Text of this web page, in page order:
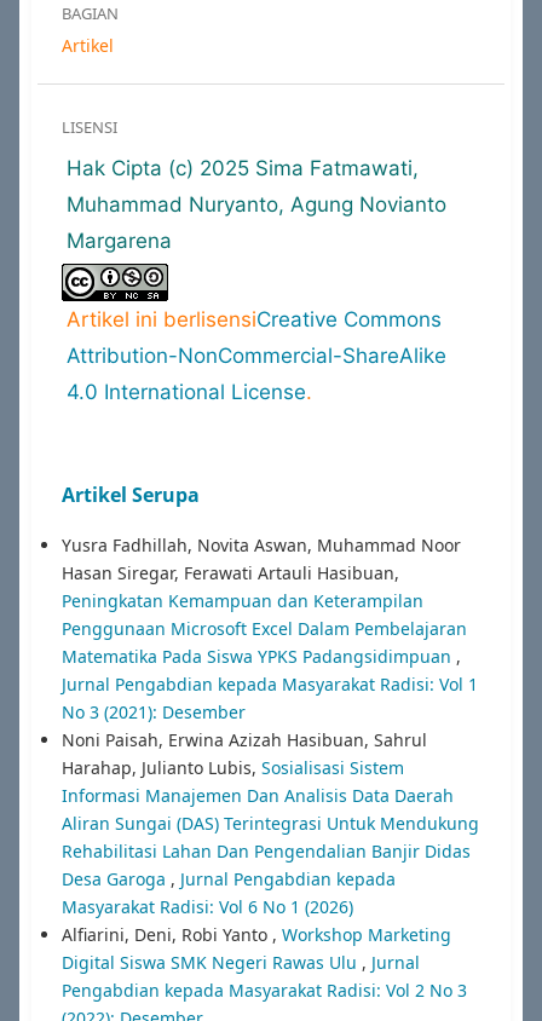
BAGIAN
Artikel
LISENSI
Hak Cipta (c) 2025 Sima Fatmawati,
Muhammad Nuryanto, Agung Novianto
Margarena
Artikel ini berlisensiCreative Commons
Attribution-NonCommercial-ShareAlike
4.0 International License.
Artikel Serupa
Yusra Fadhillah, Novita Aswan, Muhammad Noor
Hasan Siregar, Ferawati Artauli Hasibuan,
Peningkatan Kemampuan dan Keterampilan
Penggunaan Microsoft Excel Dalam Pembelajaran
Matematika Pada Siswa YPKS Padangsidimpuan ,
Jurnal Pengabdian kepada Masyarakat Radisi: Vol 1
No 3 (2021): Desember
Noni Paisah, Erwina Azizah Hasibuan, Sahrul
Harahap, Julianto Lubis, Sosialisasi Sistem
Informasi Manajemen Dan Analisis Data Daerah
Aliran Sungai (DAS) Terintegrasi Untuk Mendukung
Rehabilitasi Lahan Dan Pengendalian Banjir Didas
Desa Garoga , Jurnal Pengabdian kepada
Masyarakat Radisi: Vol 6 No 1 (2026)
Alfiarini, Deni, Robi Yanto , Workshop Marketing
Digital Siswa SMK Negeri Rawas Ulu , Jurnal
Pengabdian kepada Masyarakat Radisi: Vol 2 No 3